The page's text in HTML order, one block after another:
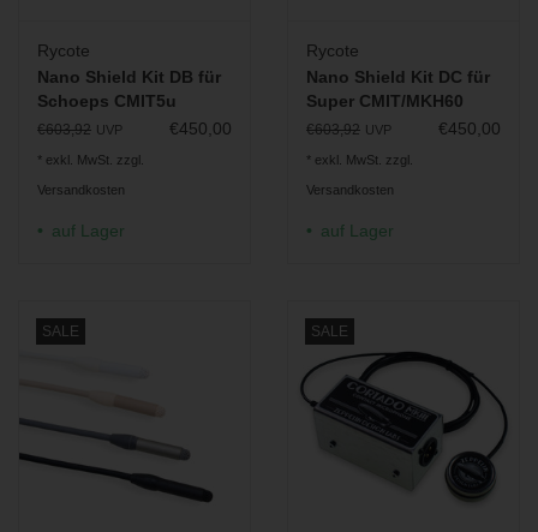
Rycote
Nano Shield Kit DB für
Schoeps CMIT5u
€603,92 UVP €450,00
* exkl. MwSt. zzgl.
Versandkosten
auf Lager
Rycote
Nano Shield Kit DC für
Super CMIT/MKH60
€603,92 UVP €450,00
* exkl. MwSt. zzgl.
Versandkosten
auf Lager
SALE SALE